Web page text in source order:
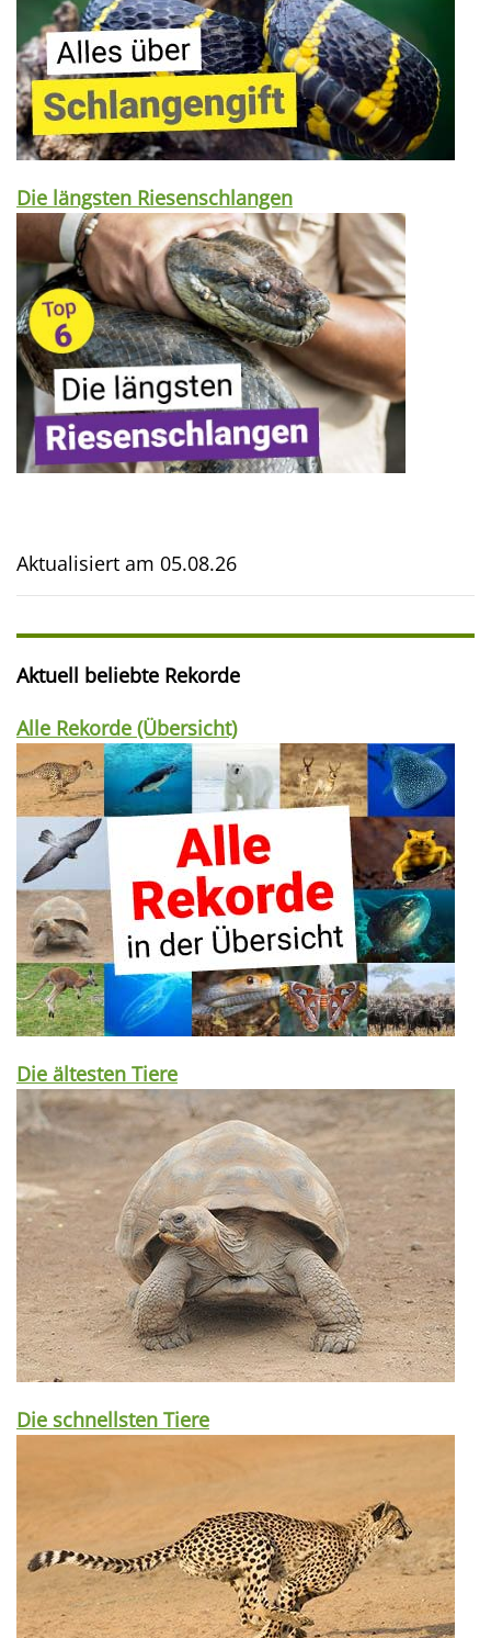
Die längsten Riesenschlangen
Aktualisiert am 05.08.26
Aktuell beliebte Rekorde
Alle Rekorde (Übersicht)
Die ältesten Tiere
Die schnellsten Tiere